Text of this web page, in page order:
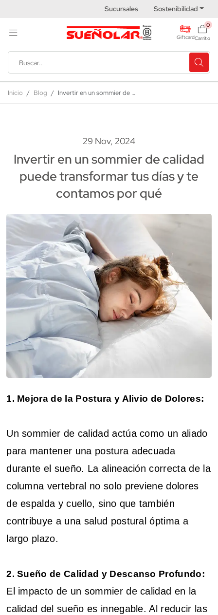
Sucursales Sostenibilidad
Giftcard
0
Carrito
Inicio Blog Invertir en un sommier de calidad puede transformar tus días y te contamos por qué
29 Nov, 2024
Invertir en un sommier de calidad
puede transformar tus días y te
contamos por qué
1. Mejora de la Postura y Alivio de Dolores:
Un sommier de calidad actúa como un aliado
para mantener una postura adecuada
durante el sueño. La alineación correcta de la
columna vertebral no solo previene dolores
de espalda y cuello, sino que también
contribuye a una salud postural óptima a
largo plazo.
2. Sueño de Calidad y Descanso Profundo:
El impacto de un sommier de calidad en la
calidad del sueño es innegable. Al reducir las